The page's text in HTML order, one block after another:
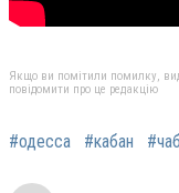
Якщо ви помітили помилку,
повідомити про це редакцію
#одесса #кабан